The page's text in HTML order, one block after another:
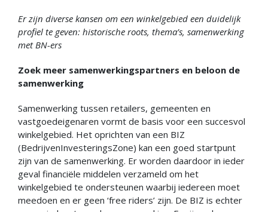
Er zijn diverse kansen om een winkelgebied een duidelijk
profiel te geven: historische roots, thema’s, samenwerking
met BN-ers
Zoek meer samenwerkingspartners en beloon de
samenwerking
Samenwerking tussen retailers, gemeenten en
vastgoedeigenaren vormt de basis voor een succesvol
winkelgebied. Het oprichten van een BIZ
(BedrijvenInvesteringsZone) kan een goed startpunt
zijn van de samenwerking. Er worden daardoor in ieder
geval financiële middelen verzameld om het
winkelgebied te ondersteunen waarbij iedereen moet
meedoen en er geen ‘free riders’ zijn. De BIZ is echter